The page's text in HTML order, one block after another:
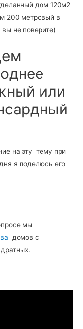
дом 120м2
200 метровый в
не поверите)
или
на эту тему при
я поделюсь его
мы
домов с